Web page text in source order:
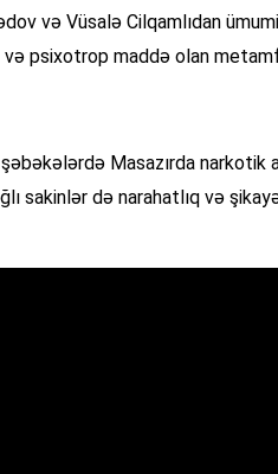
və Vüsalə Cilqamlıdan
psixotrop maddə olan
Masazırda narkotik
sakinlər də narahatlıq və
Video